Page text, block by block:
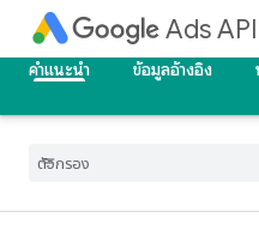
Ads API
คำแนะนำ ข้อมูลอ้างอิง